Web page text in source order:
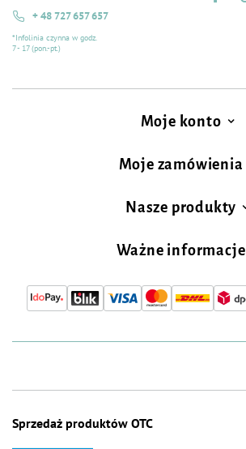
+ 48 727 657 657
*Infolinia czynna w godz.
7 - 17 (pon.-pt.)
Moje konto
Moje zamówienia
Nasze produkty
Ważne informacje
Sprzedaż produktów OTC